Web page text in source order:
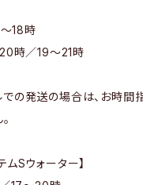
18時
19～21時
の発送の場合は、お時間
Sウォーター】